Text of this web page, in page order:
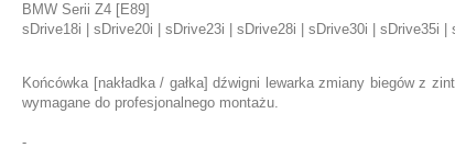
BMW Serii Z4 [E89]
sDrive18i | sDrive20i | sDrive23i | sDrive28i | sDrive30i | sDrive35i |
Końcówka [nakładka / gałka] dźwigni lewarka zmiany biegów z
wymagane do profesjonalnego montażu.
-